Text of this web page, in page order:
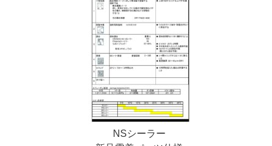
NSシーラー